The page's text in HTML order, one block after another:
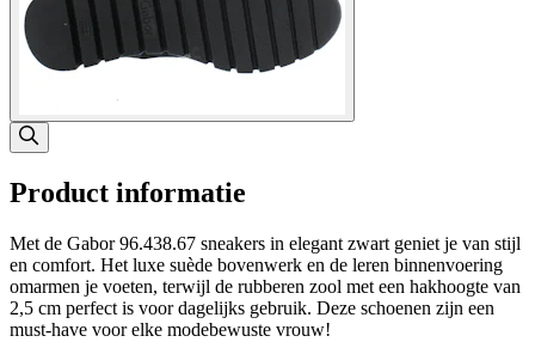
Product informatie
Met de Gabor 96.438.67 sneakers in elegant zwart geniet je van stijl
en comfort. Het luxe suède bovenwerk en de leren binnenvoering
omarmen je voeten, terwijl de rubberen zool met een hakhoogte van
2,5 cm perfect is voor dagelijks gebruik. Deze schoenen zijn een
must-have voor elke modebewuste vrouw!